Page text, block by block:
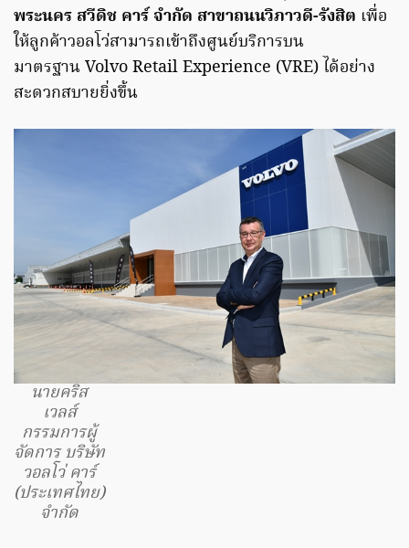
พระนคร สวีดิช คาร์ จำกัด สาขาถนนวิภาวดี-รังสิต เพื่อ
ให้ลูกค้าวอลโว่สามารถเข้าถึงศูนย์บริการบน
มาตรฐาน Volvo Retail Experience (VRE) ได้อย่าง
สะดวกสบายยิ่งขึ้น
นายคริส
เวลส์
กรรมการผู้
จัดการ บริษัท
วอลโว่ คาร์
(ประเทศไทย)
จำกัด